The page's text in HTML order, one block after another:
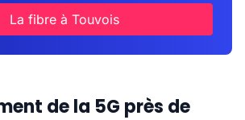
La fibre à Touvois
de la 5G près de